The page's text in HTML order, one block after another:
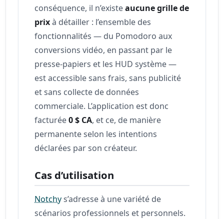
conséquence, il n’existeaucune grille de
prixà détailler : l’ensemble des
fonctionnalités — du Pomodoro aux
conversions vidéo, en passant par le
presse‑papiers et les HUD système —
est accessible sans frais, sans publicité
et sans collecte de données
commerciale. L’application est donc
facturée0 $ CA, et ce, de manière
permanente selon les intentions
déclarées par son créateur.
Cas d’utilisation
Notchys’adresse à une variété de
scénarios professionnels et personnels.